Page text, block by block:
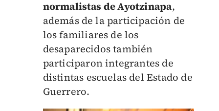
normalistas de Ayotzinapa,
además de la participación de
los familiares de los
desaparecidos también
participaron integrantes de
distintas escuelas del Estado de
Guerrero.